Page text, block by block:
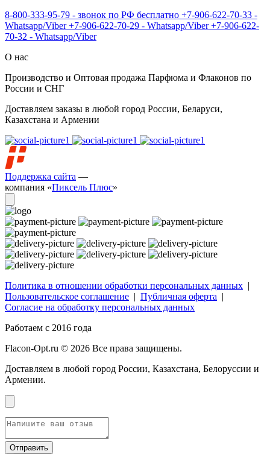
8-800-333-95-79 - звонок по РФ бесплатно +7-906-622-70-33 -
Whatsapp/Viber+7-906-622-70-29 - Whatsapp/Viber+7-906-622-
70-32 - Whatsapp/Viber
О нас
Производство и Оптовая продажа Парфюма и Флаконов по
России и СНГ
Доставляем заказы в любой город России, Беларуси,
Казахстана и Армении
Поддержка сайта —
компания «Пиксель Плюс»
Политика в отношении обработки персональных данных |
Пользовательское соглашение | Публичная оферта |
Согласие на обработку персональных данных
Работаем с 2016 года
Flacon-Opt.ru © 2026 Все права защищены.
Доставляем в любой город России, Казахстана, Белоруссии и
Армении.